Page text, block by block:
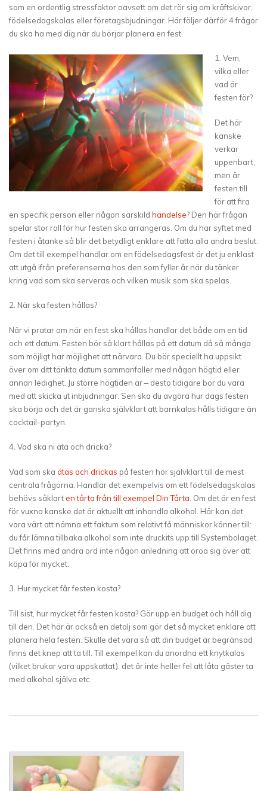
som en ordentlig stressfaktor oavsett om det rör sig om kräftskivor,
födelsedagskalas eller företagsbjudningar. Här följer därför 4 frågor
du ska ha med dig när du börjar planera en fest.
1. Vem,
vilka eller
vad är
festen för?
Det här
kanske
verkar
uppenbart,
men är
festen till
för att fira
en specifik person eller någon särskild händelse? Den här frågan
spelar stor roll för hur festen ska arrangeras. Om du har syftet med
festen i åtanke så blir det betydligt enklare att fatta alla andra beslut.
Om det till exempel handlar om en födelsedagsfest är det ju enklast
att utgå ifrån preferenserna hos den som fyller år när du tänker
kring vad som ska serveras och vilken musik som ska spelas.
2. När ska festen hållas?
När vi pratar om när en fest ska hållas handlar det både om en tid
och ett datum. Festen bör så klart hållas på ett datum då så många
som möjligt har möjlighet att närvara. Du bör speciellt ha uppsikt
över om ditt tänkta datum sammanfaller med någon högtid eller
annan ledighet. Ju större högtiden är – desto tidigare bör du vara
med att skicka ut inbjudningar. Sen ska du avgöra hur dags festen
ska börja och det är ganska självklart att barnkalas hålls tidigare än
cocktail-partyn.
4. Vad ska ni äta och dricka?
Vad som ska ätas och drickas på festen hör självklart till de mest
centrala frågorna. Handlar det exempelvis om ett födelsedagskalas
behövs såklarten tårta från till exempel Din Tårta . Om det är en fest
för vuxna kanske det är aktuellt att inhandla alkohol. Här kan det
vara värt att nämna ett faktum som relativt få människor känner till:
du får lämna tillbaka alkohol som inte druckits upp till Systembolaget.
Det finns med andra ord inte någon anledning att oroa sig över att
köpa för mycket.
3. Hur mycket får festen kosta?
Till sist, hur mycket får festen kosta? Gör upp en budget och håll dig
till den. Det här är också en detalj som gör det så mycket enklare att
planera hela festen. Skulle det vara så att din budget är begränsad
finns det knep att ta till. Till exempel kan du anordna ett knytkalas
(vilket brukar vara uppskattat), det är inte heller fel att låta gäster ta
med alkohol själva etc.